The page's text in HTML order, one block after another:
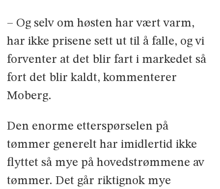
– Og selv om høsten har vært varm,
har ikke prisene sett ut til å falle, og vi
forventer at det blir fart i markedet så
fort det blir kaldt, kommenterer
Moberg.
Den enorme etterspørselen på
tømmer generelt har imidlertid ikke
flyttet så mye på hoved­strøm­mene av
tømmer. Det går riktignok mye